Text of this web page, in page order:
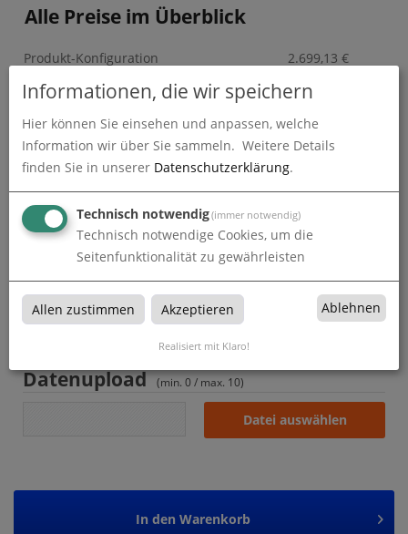
Alle Preise im Überblick
Produkt-Konfiguration 2.699,13 €
Druckdaten überprüfen 0,00
Produktion und Versand 0,00€
0,00
Gesamtbetrag (netto) 2.699,13
zzgl. 19% MwSt. 512,84
Gesamtbetrag (brutto) 3.211,97€
Datenupload (min. 0 / max. 10)
Datei auswählen
In den Warenkorb
Informationen, die wir speichern
Hier können Sie einsehen und anpassen, welche
Information wir über Sie sammeln. Weitere Details
finden Sie in unserer Datenschutzerklärung.
Technisch notwendig(immer notwendig)
Technisch notwendige Cookies, um die
Seitenfunktionalität zu gewährleisten
Allen zustimmen Akzeptieren Ablehnen
Realisiert mit Klaro!